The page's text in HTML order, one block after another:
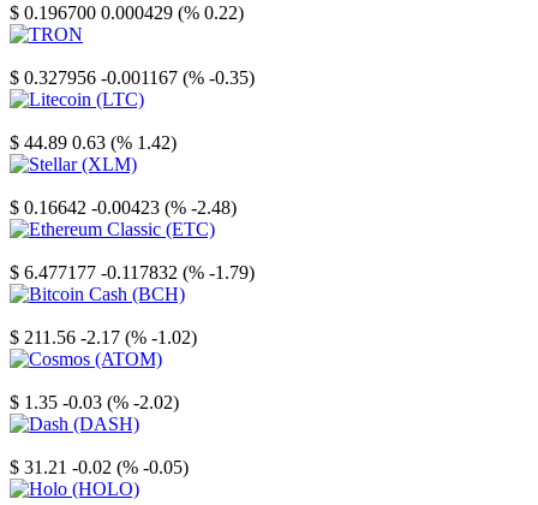
$ 0.196700 0.000429 (% 0.22)
$ 0.327956 -0.001167 (% -0.35)
$ 44.89 0.63 (% 1.42)
$ 0.16642 -0.00423 (% -2.48)
$ 6.477177 -0.117832 (% -1.79)
$ 211.56 -2.17 (% -1.02)
$ 1.35 -0.03 (% -2.02)
$ 31.21 -0.02 (% -0.05)